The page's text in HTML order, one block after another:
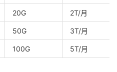
20G 2T/月
50G 3T/月
100G 5T/月